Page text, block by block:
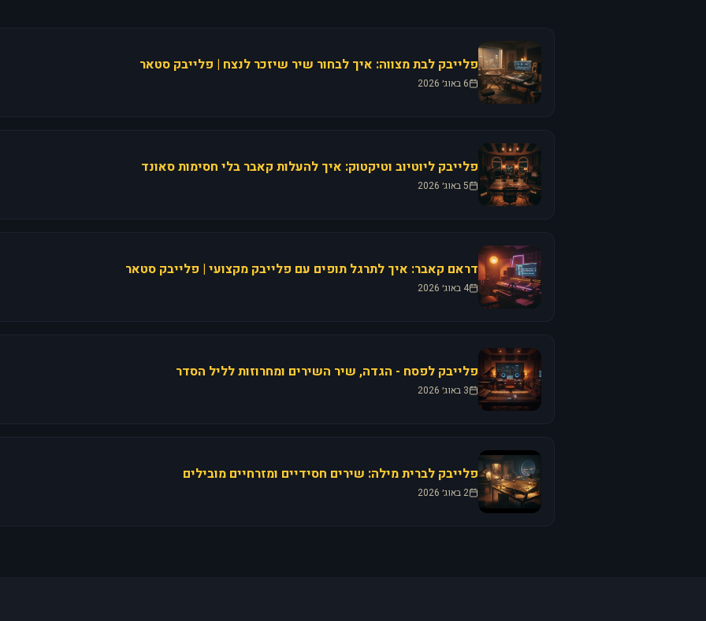
פלייבק לבת מצווה: איך לבחור שיר שיזכר לנצח | פלייבק סטאר
6 באוג׳ 2026
פלייבק ליוטיוב וטיקטוק: איך להעלות קאבר בלי חסימות סאונד
5 באוג׳ 2026
דראם קאבר: איך לתרגל תופים עם פלייבק מקצועי | פלייבק סטאר
4 באוג׳ 2026
פלייבק לפסח - הגדה, שיר השירים ומחרוזות לליל הסדר
3 באוג׳ 2026
פלייבק לברית מילה: שירים חסידיים ומזרחיים מובילים
2 באוג׳ 2026